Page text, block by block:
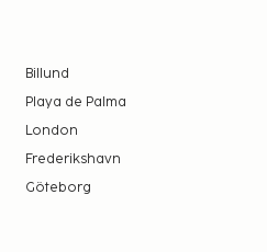
Billund
Playa de Palma
London
Frederikshavn
Göteborg